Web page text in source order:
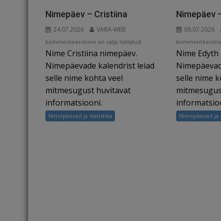
k
Nimepäev – Cristiina
24.07.2026 VARA-WEB
Nimepäev
–
Cristiina
kommenteerimine on välja lülitatud
Nime Cristiina nimepäev.
Nimepäevade kalendrist leiad
selle nime kohta veel
mitmesugust huvitavat
informatsiooni.
Nimepäevad ja statistika
Nimepäev
09.07.2026
Nimepäev
–
Edyth
Nime Edyth
selle nime
Nimepäevad ja